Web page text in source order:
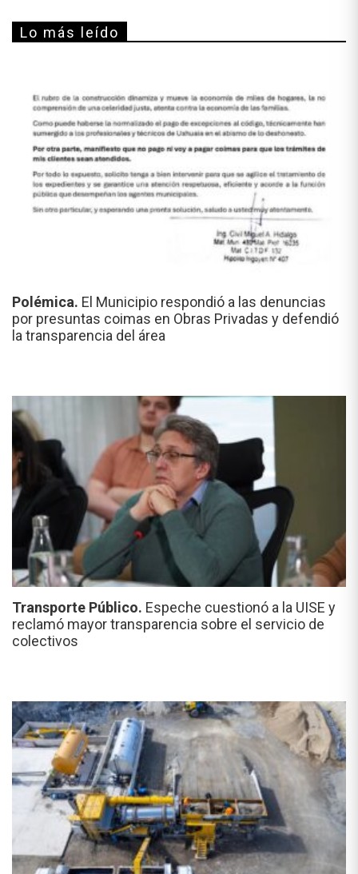
Lo más leído
Polémica. El Municipio respondió a las denuncias
por presuntas coimas en Obras Privadas y defendió
la transparencia del área
Transporte Público. Espeche cuestionó a la UISE y
reclamó mayor transparencia sobre el servicio de
colectivos